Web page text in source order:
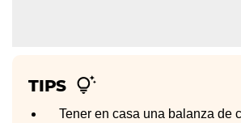
TIPS
Tener en casa una balanza de